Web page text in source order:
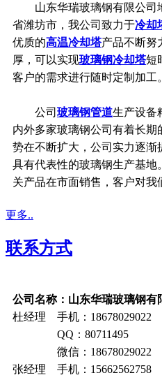
山东华瑞玻璃钢有限公司
省潍坊市，我公司致力于冷却
优质的高温冷却塔产品不断努
厚，可以实现玻璃钢冷却塔短
客户的需求进行随时定制加工。
公司 玻璃钢管道生产设备
内外多家玻璃钢公司有着长
势在不断扩大，公司实力逐
具有代表性的玻璃钢生产基地
关产品在市面销售，客户对我
更多..
联系方式
公司名称：山东华瑞玻璃钢有
杜经理 手机：18678029022
QQ：80711495
微信：18678029022
张经理 手机：15662562758